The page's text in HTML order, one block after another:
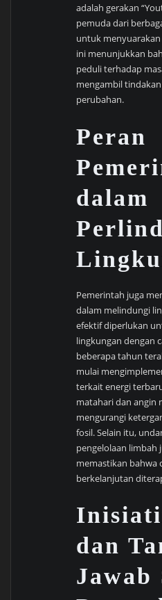
adalah gerakan
pemuda dari
untuk
ini menunjukkan
peduli terhadap
mengambil
perubahan.
Peran
dalam
Pemerintah juga
dalam melindungi
efektif diperlukan
lingkungan dengan
beberapa tahun
mulai
terkait energi
matahari dan angin
mengurangi
fosil. Selain itu,
pengelolaan limbah
memastikan bahwa
berkelanjutan
dan
Jawab